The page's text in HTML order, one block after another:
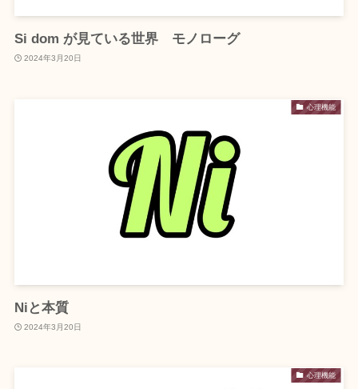
Si dom が見ている世界 モノローグ
2024年3月20日
心理機能
Niと本質
2024年3月20日
心理機能